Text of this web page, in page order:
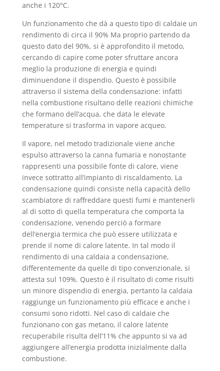
anche i 120°C.
Un funzionamento che dà a questo tipo di caldaie un
rendimento di circa il 90% Ma proprio partendo da
questo dato del 90%, si è approfondito il metodo,
cercando di capire come poter sfruttare ancora
meglio la produzione di energia e quindi
diminuendone il dispendio. Questo è possibile
attraverso il sistema della condensazione: infatti
nella combustione risultano delle reazioni chimiche
che formano dell’acqua, che data le elevate
temperature si trasforma in vapore acqueo.
Il vapore, nel metodo tradizionale viene anche
espulso attraverso la canna fumaria e nonostante
rappresenti una possibile fonte di calore, viene
invece sottratto all’impianto di riscaldamento. La
condensazione quindi consiste nella capacità dello
scambiatore di raffreddare questi fumi e mantenerli
al di sotto di quella temperatura che comporta la
condensazione, venendo perciò a formare
dell’energia termica che può essere utilizzata e
prende il nome di calore latente. In tal modo il
rendimento di una caldaia a condensazione,
differentemente da quelle di tipo convenzionale, si
attesta sul 109%. Questo è il risultato di come risulti
un minore dispendio di energia, pertanto la caldaia
raggiunge un funzionamento più efficace e anche i
consumi sono ridotti. Nel caso di caldaie che
funzionano con gas metano, il calore latente
recuperabile risulta dell’11% che appunto si va ad
aggiungere all’energia prodotta inizialmente dalla
combustione.